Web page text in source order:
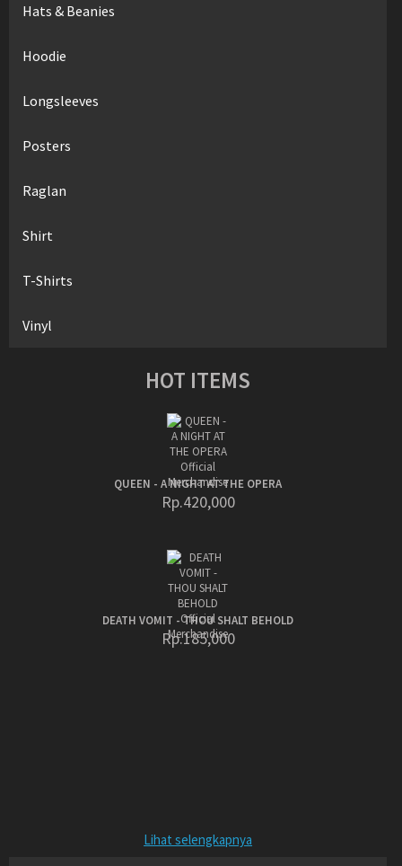
Hats & Beanies
Hoodie
Longsleeves
Posters
Raglan
Shirt
T-Shirts
Vinyl
HOT ITEMS
QUEEN - A NIGHT AT THE OPERA
Rp.420,000
DEATH VOMIT - THOU SHALT BEHOLD
Rp.185,000
Lihat selengkapnya